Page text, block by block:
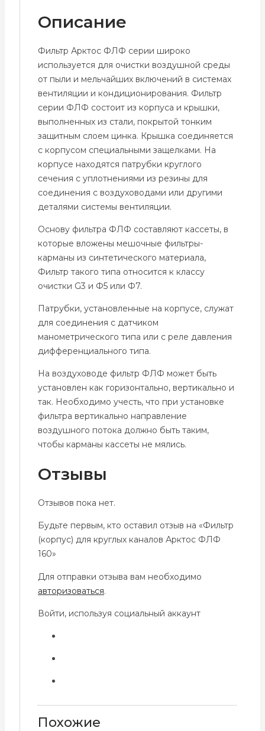
Описание
Фильтр Арктос ФЛФ серии широко
используется для очистки воздушной среды
от пыли и мельчайших включений в системах
вентиляции и кондиционирования. Фильтр
серии ФЛФ состоит из корпуса и крышки,
выполненных из стали, покрытой тонким
защитным слоем цинка. Крышка соединяется
с корпусом специальными защелками. На
корпусе находятся патрубки круглого
сечения с уплотнениями из резины для
соединения с воздуховодами или другими
деталями системы вентиляции.
Основу фильтра ФЛФ составляют кассеты, в
которые вложены мешочные фильтры-
карманы из синтетического материала,
Фильтр такого типа относится к классу
очистки G3 и Ф5 или Ф7.
Патрубки, установленные на корпусе, служат
для соединения с датчиком
манометрического типа или с реле давления
дифференциального типа.
На воздуховоде фильтр ФЛФ может быть
установлен как горизонтально, вертикально и
так. Необходимо учесть, что при установке
фильтра вертикально направление
воздушного потока должно быть таким,
чтобы карманы кассеты не мялись.
Отзывы
Отзывов пока нет.
Будьте первым, кто оставил отзыв на «Фильтр
(корпус) для круглых каналов Арктос ФЛФ
160»
Для отправки отзыва вам необходимо
авторизоваться.
Войти, используя социальный аккаунт
Похожие